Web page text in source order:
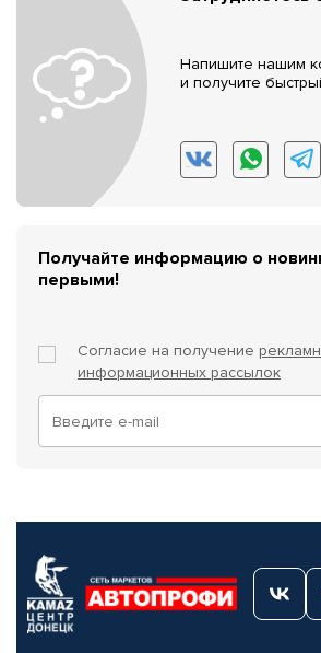
Напишите нашим
и получите
Получайте информацию о
первыми!
Согласие на получение
информационных рассылок